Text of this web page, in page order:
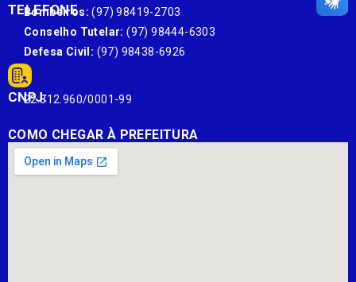
TELEFONE
Bombeiros: (97) 98419-2703
Conselho Tutelar: (97) 98444-6303
Defesa Civil: (97) 98438-6926
CNPJ:
22.812.960/0001-99
COMO CHEGAR À PREFEITURA